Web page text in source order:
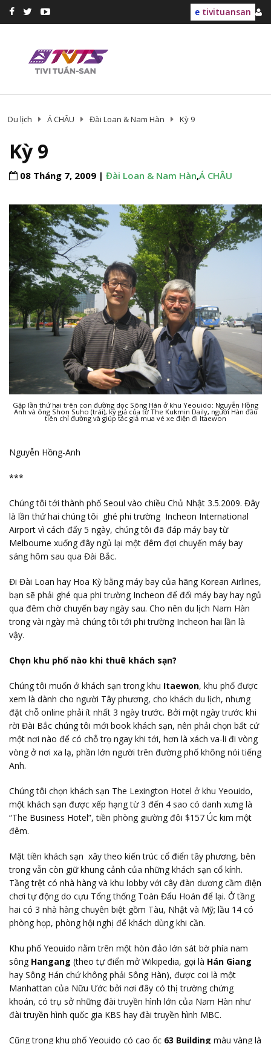
e tivituansan
Du lịch Á CHÂU Đài Loan & Nam Hàn Kỳ 9
Kỳ 9
08 Tháng 7, 2009 | Đài Loan & Nam Hàn,Á CHÂU
Gặp lần thứ hai trên con đường dọc Sông Hán ở khu Yeouido: Nguyễn Hồng
Anh và ông Shon Suho (trái), ký giả của tờ The Kukmin Daily, người Hàn đầu
tiên chỉ đường và giúp tác giả mua vé xe điện đi Itaewon
Nguyễn Hồng-Anh
***
Chúng tôi tới thành phố Seoul vào chiều Chủ Nhật 3.5.2009. Đây
là lần thứ hai chúng tôi ghé phi trường Incheon International
Airport vì cách đấy 5 ngày, chúng tôi đã đáp máy bay từ
Melbourne xuống đây ngủ lại một đêm đợi chuyến máy bay
sáng hôm sau qua Đài Bắc.
Đi Đài Loan hay Hoa Kỳ bằng máy bay của hãng Korean Airlines,
bạn sẽ phải ghé qua phi trường Incheon để đổi máy bay hay ngủ
qua đêm chờ chuyến bay ngày sau. Cho nên du lịch Nam Hàn
trong vài ngày mà chúng tôi tới phi trường Incheon hai lần là
vậy.
Chọn khu phố nào khi thuê khách sạn?
Chúng tôi muốn ở khách sạn trong khu Itaewon, khu phố được
xem là dành cho người Tây phương, cho khách du lịch, nhưng
đặt chỗ online phải ít nhất 3 ngày trước. Bởi một ngày trước khi
rời Đài Bắc chúng tôi mới book khách sạn, nên phải chọn bất cứ
một nơi nào để có chỗ trọ ngay khi tới, hơn là xách va-li đi vòng
vòng ở nơi xa lạ, phần lớn người trên đường phố không nói tiếng
Anh.
Chúng tôi chọn khách sạn The Lexington Hotel ở khu Yeouido,
một khách sạn được xếp hạng từ 3 đến 4 sao có danh xưng là
“The Business Hotel”, tiền phòng giường đôi $157 Úc kim một
đêm.
Mặt tiền khách sạn xây theo kiến trúc cổ điển tây phương, bên
trong vẫn còn giữ khung cảnh của những khách sạn cổ kính.
Tầng trệt có nhà hàng và khu lobby với cây đàn dương cầm điện
chơi tự động do cựu Tổng thống Toàn Đẩu Hoán để lại. Ở tầng
hai có 3 nhà hàng chuyên biệt gồm Tàu, Nhật và Mỹ; lầu 14 có
phòng họp, phòng hội nghị để khách dùng khi cần.
Khu phố Yeouido nằm trên một hòn đảo lớn sát bờ phía nam
sông Hangang (theo tự điển mở Wikipedia, gọi là Hán Giang
hay Sông Hán chứ không phải Sông Hàn), được coi là một
Manhattan của Nữu Ước bởi nơi đây có thị trường chứng
khoán, có trụ sở những đài truyền hình lớn của Nam Hàn như
đài truyền hình quốc gia KBS hay đài truyền hình MBC.
Cũng trong khu phố Yeouido có cao ốc 63 Building màu vàng là